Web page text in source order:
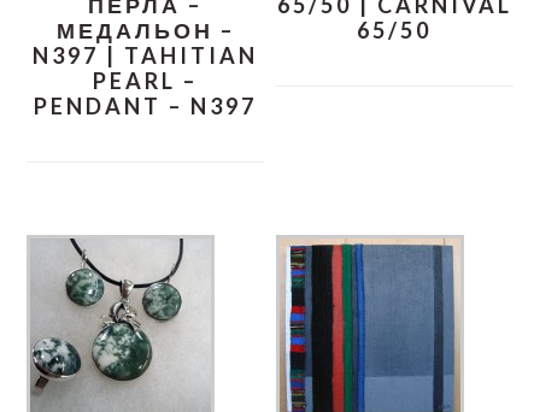
МЕДАЛЬОН –
N397 | TAHITIAN
PEARL –
PENDANT – N397
65/50